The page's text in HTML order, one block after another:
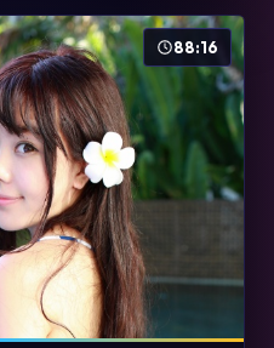
88:16